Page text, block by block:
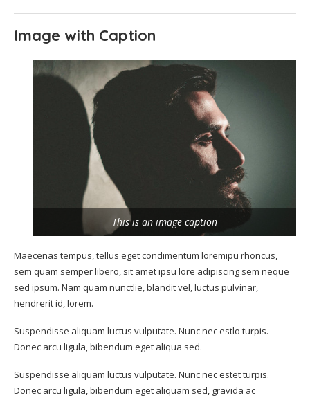
Image with Caption
This is an image caption
Maecenas tempus, tellus eget condimentum loremipu rhoncus,
sem quam semper libero, sit amet ipsu lore adipiscing sem neque
sed ipsum. Nam quam nunctlie, blandit vel, luctus pulvinar,
hendrerit id, lorem.
Suspendisse aliquam luctus vulputate. Nunc nec estlo turpis.
Donec arcu ligula, bibendum eget aliqua sed.
Suspendisse aliquam luctus vulputate. Nunc nec estet turpis.
Donec arcu ligula, bibendum eget aliquam sed, gravida ac